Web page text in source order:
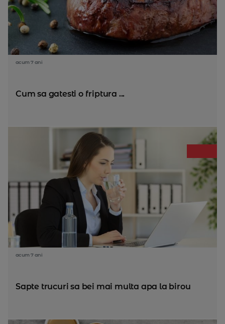
acum 7 ani
Cum sa gatesti o friptura ...
acum 7 ani
Sapte trucuri sa bei mai multa apa la birou